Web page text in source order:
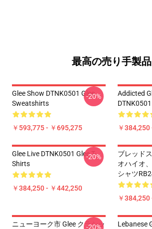
最高の売り手製品
Glee Show DTNK0501 Glee
Sweatshirts
￥593,775 - ￥695,275
-20%
Addicted
￥
Glee Live DTNK0501 Glee T-
Shirts
￥384,250 - ￥442,250
-20%
ブレッド
オハイオ
シャツ
￥
ニューヨーク市 Glee クラシッ
-20%
Lebanese